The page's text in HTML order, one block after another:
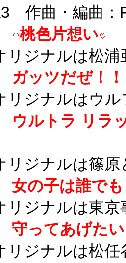
作曲・編曲：
桃色片想い
ジナルは松浦
ッツだぜ！！
ジナルはウル
ウルトラ リラ
ジナルは篠原
の子は誰でも
ジナルは東京
守ってあげたい
ジナルは松任